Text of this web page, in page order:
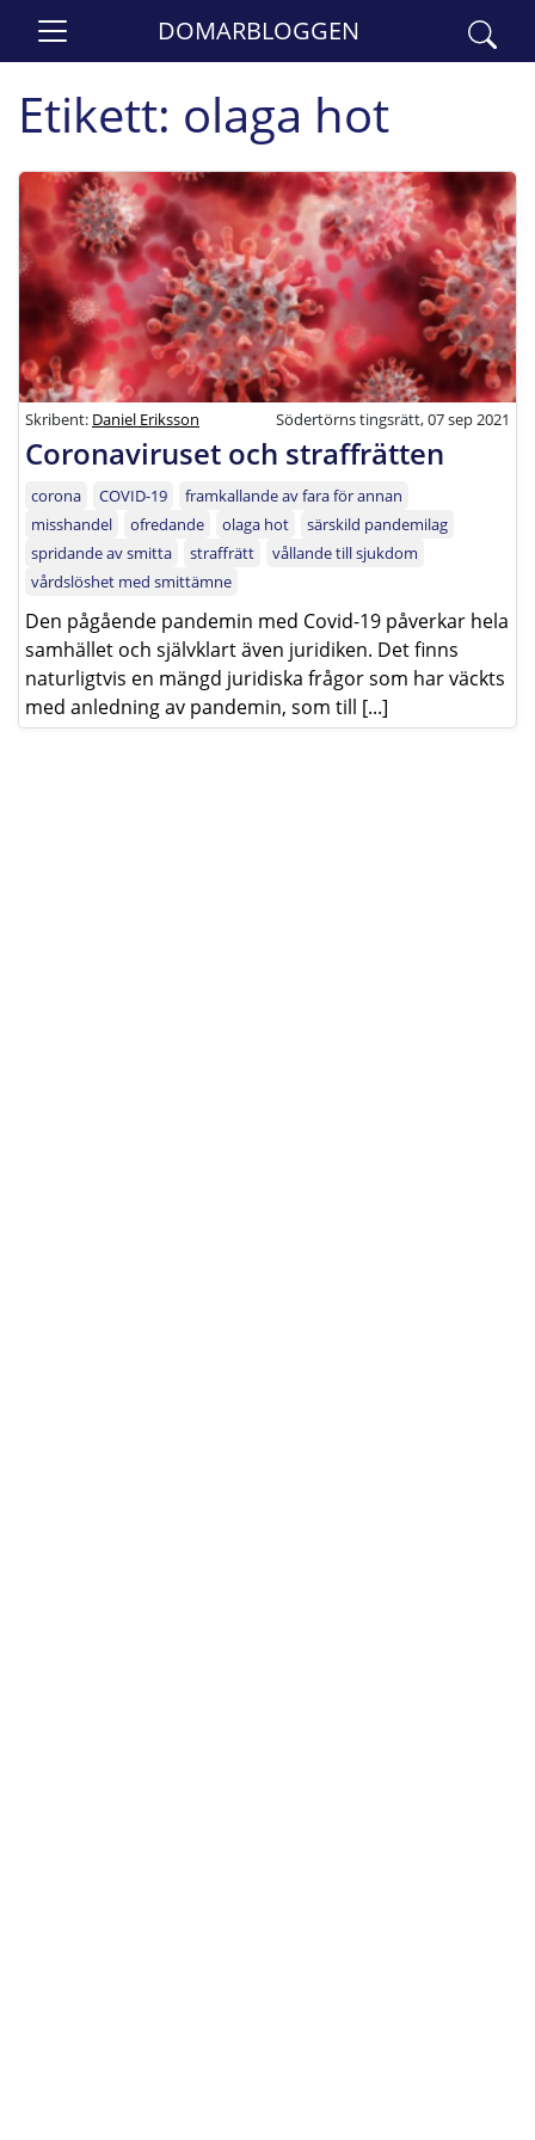
DOMARBLOGGEN
Etikett: olaga hot
Skribent: Daniel Eriksson Södertörns tingsrätt, 07 sep 2021
Coronaviruset och straffrätten
corona COVID-19
framkallande av fara för annan
misshandel
ofredande olaga hot
särskild pandemilag
spridande av smitta
straffrätt
vållande till sjukdom
vårdslöshet med smittämne
Den pågående pandemin med Covid-19 påverkar hela
samhället och självklart även juridiken. Det finns
naturligtvis en mängd juridiska frågor som har väckts
med anledning av pandemin, som till [...]